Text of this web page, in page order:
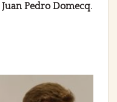
Juan Pedro Domecq.